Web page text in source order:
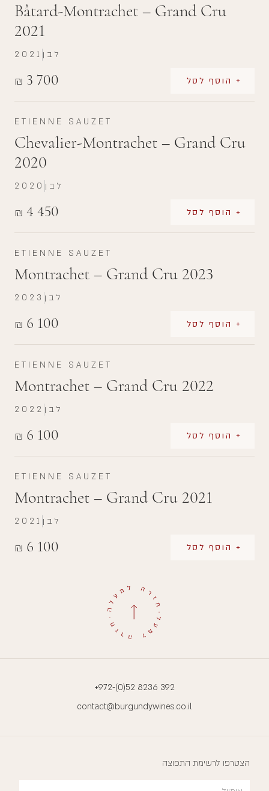
Bâtard-Montrachet – Grand Cru
2021
₪ 3 700 + הוסף לסל
2021 לבן
ETIENNE SAUZET
Chevalier-Montrachet – Grand Cru
2020
₪ 4 450 + הוסף לסל
2020 לבן
ETIENNE SAUZET
Montrachet – Grand Cru 2023
₪ 6 100 + הוסף לסל
2023 לבן
ETIENNE SAUZET
Montrachet – Grand Cru 2022
₪ 6 100 + הוסף לסל
2022 לבן
ETIENNE SAUZET
Montrachet – Grand Cru 2021
₪ 6 100 + הוסף לסל
2021 לבן
+972-(0)52 8236 392
contact@burgundywines.co.il
הצטרפו לרשימת התפוצה